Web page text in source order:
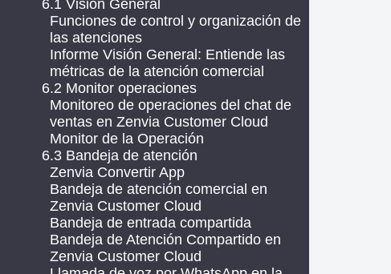
6.1 Visión General
Funciones de control y organización de
las atenciones
Informe Visión General: Entiende las
métricas de la atención comercial
6.2 Monitor operaciones
Monitoreo de operaciones del chat de
ventas en Zenvia Customer Cloud
Monitor de la Operación
6.3 Bandeja de atención
Zenvia Convertir App
Bandeja de atención comercial en
Zenvia Customer Cloud
Bandeja de entrada compartida
Bandeja de Atención Compartido en
Zenvia Customer Cloud